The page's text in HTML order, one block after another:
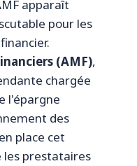
apparaît
pour les
(AMF),
chargée
l'épargne
des
place cet
les prestataires